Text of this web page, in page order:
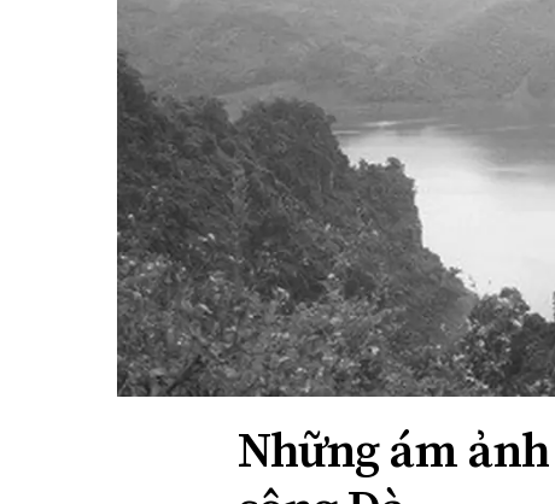
ĐA CHIỀU
Quan điểm
Xi nhan Trái Phải
Bạn đọc viết
INFOCUS
Những ám